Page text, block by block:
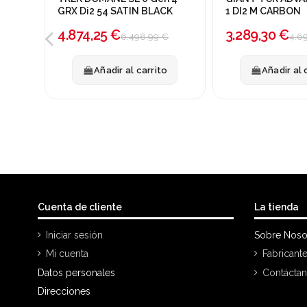
-25%
GRX Di2 54 SATIN BLACK
4.874,25 €6.498,99 €
Añadir al carrito
-30%
1 DI2 M CARBON
3.289,30 €
Añadir al
Cuenta de cliente
Iniciar sesión
Mi cuenta
Datos personales
Direcciones
La tienda
Sobre